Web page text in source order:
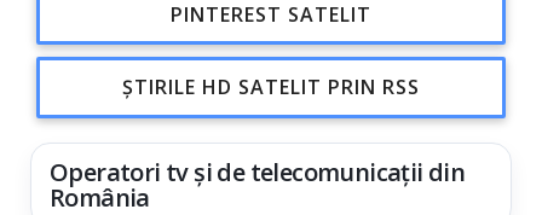
PINTEREST SATELIT
ȘTIRILE HD SATELIT PRIN RSS
Operatori tv și de telecomunicații din
România